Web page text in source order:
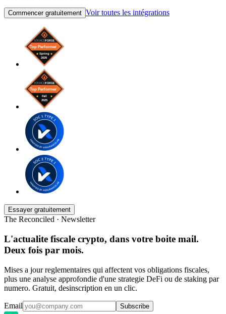
Commencer gratuitement Voir toutes les intégrations
Essayer gratuitement
The Reconciled · Newsletter
L'actualite fiscale crypto, dans votre boite mail.
Deux fois par mois.
Mises a jour reglementaires qui affectent vos obligations fiscales,
plus une analyse approfondie d'une strategie DeFi ou de staking par
numero. Gratuit, desinscription en un clic.
Email Subscribe